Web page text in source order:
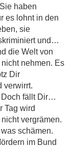
haben
es lohnt in den
sie
und
die Welt von
nehmen. Es
Dir
verwirrt.
fällt Dir
Tag wird
vergrämen.
schämen.
im Bund